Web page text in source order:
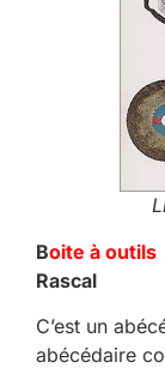
Boite à outils
Rascal
C’est un
abécédaire